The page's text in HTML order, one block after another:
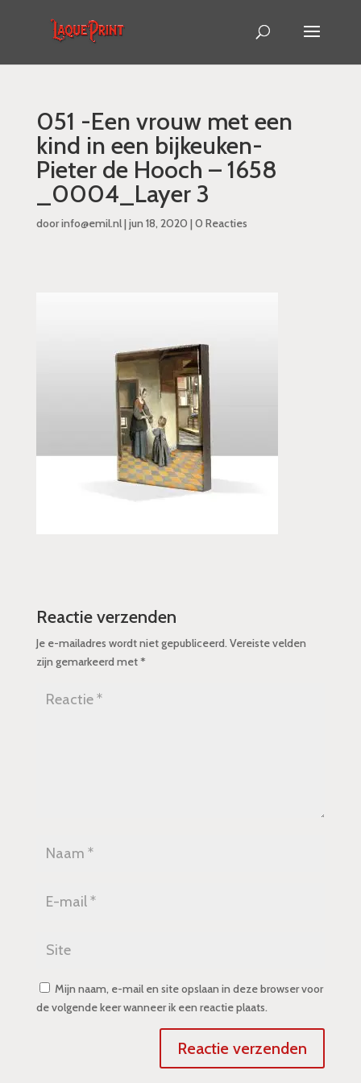
051 -Een vrouw met een
kind in een bijkeuken-
Pieter de Hooch – 1658
_0004_Layer 3
doorinfo@emil.nl| jun 18, 2020 | 0 Reacties
Reactie verzenden
Je e-mailadres wordt niet gepubliceerd. Vereiste velden
zijn gemarkeerd met*
Mijn naam, e-mail en site opslaan in deze browser voor
de volgende keer wanneer ik een reactie plaats.